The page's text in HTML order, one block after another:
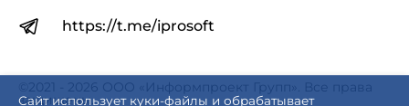
Сайт использует куки-файлы и обрабатывает
https://t.me/iprosoft
©2021 - 2026 ООО «Информпроект Групп». Все права
защищены.